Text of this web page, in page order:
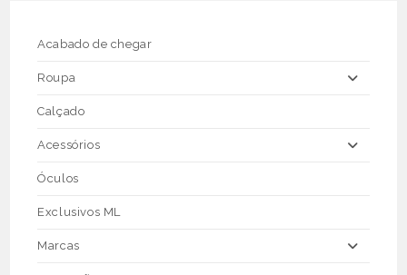
Acabado de chegar
Roupa
Calçado
Acessórios
Óculos
Exclusivos ML
Marcas